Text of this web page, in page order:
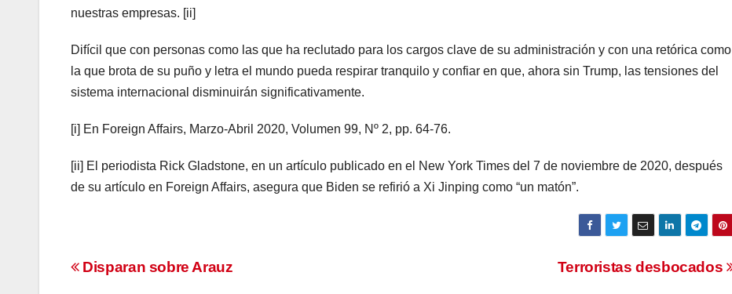
nuestras empresas. [ii]
Difícil que con personas como las que ha reclutado para los cargos clave de su administración y con una retórica como
la que brota de su puño y letra el mundo pueda respirar tranquilo y confiar en que, ahora sin Trump, las tensiones del
sistema internacional disminuirán significativamente.
[i] En Foreign Affairs, Marzo-Abril 2020, Volumen 99, Nº 2, pp. 64-76.
[ii] El periodista Rick Gladstone, en un artículo publicado en el New York Times del 7 de noviembre de 2020, después
de su artículo en Foreign Affairs, asegura que Biden se refirió a Xi Jinping como “un matón”.
Navegación
Terroristas desbocados
Disparan sobre Arauz